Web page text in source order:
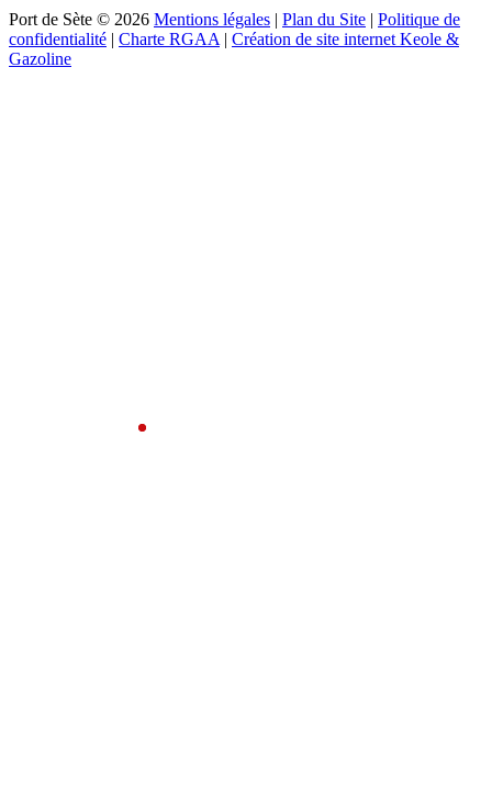
Port de Sète © 2026 Mentions légales | Plan du Site | Politique de
confidentialité | Charte RGAA | Création de site internet Keole &
Gazoline